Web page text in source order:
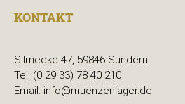
KONTAKT
Silmecke 47, 59846 Sundern
Tel: (0 29 33) 78 40 210
Email: info@muenzenlager.de